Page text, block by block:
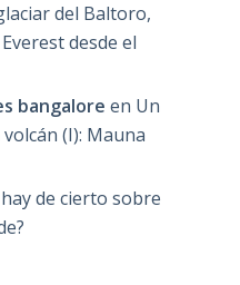
del Baltoro,
desde el
bangalore en Un
(I): Mauna
de cierto sobre